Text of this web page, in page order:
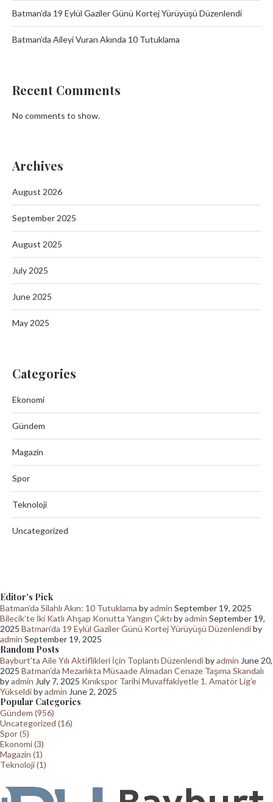
Batman’da 19 Eylül Gaziler Günü Kortej Yürüyüşü Düzenlendi
Batman’da Aileyi Vuran Akında 10 Tutuklama
Recent Comments
No comments to show.
Archives
August 2026
September 2025
August 2025
July 2025
June 2025
May 2025
Categories
Ekonomi
Gündem
Magazin
Spor
Teknoloji
Uncategorized
Editor's Pick
Batman’da Silahlı Akın: 10 Tutuklama byadmin September 19, 2025
Bilecik’te İki Katlı Ahşap Konutta Yangın Çıktı byadmin September 19,
2025 Batman’da 19 Eylül Gaziler Günü Kortej Yürüyüşü Düzenlendiby
admin September 19, 2025
Random Posts
Bayburt’ta Aile Yılı Aktiflikleri İçin Toplantı Düzenlendibyadmin June 20,
2025 Batman’da Mezarlıkta Müsaade Almadan Cenaze Taşıma Skandalı
byadmin July 7, 2025 Kınıkspor Tarihi Muvaffakiyetle 1. Amatör Lig’e
Yükseldibyadmin June 2, 2025
Popular Categories
Gündem (956)
Uncategorized (16)
Spor (5)
Ekonomi (3)
Magazin (1)
Teknoloji (1)